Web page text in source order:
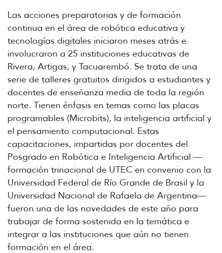
Las acciones preparatorias y de formación
continua en el área de robótica educativa y
tecnologías digitales iniciaron meses atrás e
involucraron a 25 instituciones educativas de
Rivera, Artigas, y Tacuarembó. Se trata de una
serie de talleres gratuitos dirigidos a estudiantes y
docentes de enseñanza media de toda la región
norte. Tienen énfasis en temas como las placas
programables (Microbits), la inteligencia artificial y
el pensamiento computacional. Estas
capacitaciones, impartidas por docentes del
Posgrado en Robótica e Inteligencia Artificial —
formación trinacional de UTEC en convenio con la
Universidad Federal de Río Grande de Brasil y la
Universidad Nacional de Rafaela de Argentina—
fueron una de las novedades de este año para
trabajar de forma sostenida en la temática e
integrar a las instituciones que aún no tienen
formación en el área.